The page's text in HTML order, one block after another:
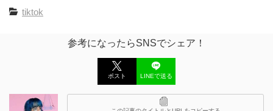
tiktok
参考になったらSNSでシェア！
ポスト LINEで送る